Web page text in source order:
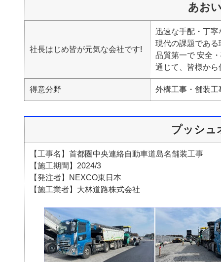
あお
社長はじめ皆が元気な会社です!
迅速な手配・丁
現代の課題であ
品質第一で 安全
通じて、皆様か
得意分野 外構工事・舗装
プッシュ
【工事名】首都圏中央連絡自動車道島名舗装工事
【施工期間】2024/3
【発注者】NEXCO東日本
【施工業者】大林道路株式会社